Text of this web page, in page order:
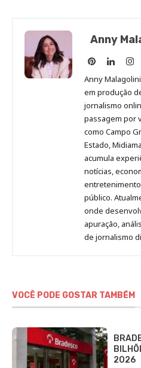
Anny
Anny
Malagolini
no
Pinterest
Anny
no
Anny
em produção
jornalismo
passagem por
como Campo
Estado,
acumula
notícias,
público.
onde
apuração,
de jornalismo
VOCÊ PODE GOSTAR TAMBÉM
2026